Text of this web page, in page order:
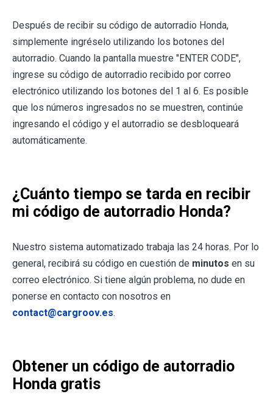
Después de recibir su código de autorradio Honda,
simplemente ingréselo utilizando los botones del
autorradio. Cuando la pantalla muestre "ENTER CODE",
ingrese su código de autorradio recibido por correo
electrónico utilizando los botones del 1 al 6. Es posible
que los números ingresados no se muestren, continúe
ingresando el código y el autorradio se desbloqueará
automáticamente.
¿Cuánto tiempo se tarda en recibir
mi código de autorradio Honda?
Nuestro sistema automatizado trabaja las 24 horas. Por lo
general, recibirá su código en cuestión de minutos en su
correo electrónico. Si tiene algún problema, no dude en
ponerse en contacto con nosotros en
contact@cargroov.es.
Obtener un código de autorradio
Honda gratis